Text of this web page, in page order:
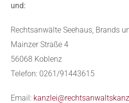
und:
Rechtsanwälte Seehaus, Brands
Mainzer Straße 4
56068 Koblenz
Telefon: 0261/91443615
Email: